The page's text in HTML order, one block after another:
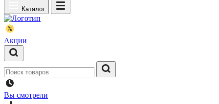
Каталог
Акции
Вы смотрели